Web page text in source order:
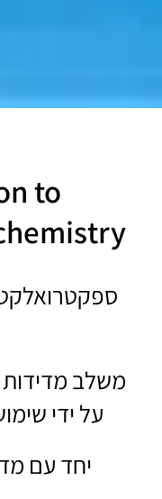
to
משלב
על ידי
יחד עם